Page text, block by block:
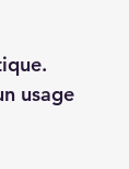
usage